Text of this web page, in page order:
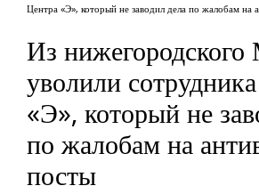
Центра «Э», который не заводил дела по жалобам на
Из
уволили
«Э», который не
по жалобам на
посты